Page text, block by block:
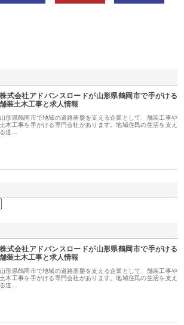
株式会社アドバンスロードが山形県鶴岡市で手がける
舗装土木工事と求人情報
山形県鶴岡市で地域の道路基盤を支える企業として、舗装工事や
土木工事を手がける専門会社があります。地域住民の生活を支え
る道…
株式会社アドバンスロードが山形県鶴岡市で手がける
舗装土木工事と求人情報
山形県鶴岡市で地域の道路基盤を支える企業として、舗装工事や
土木工事を手がける専門会社があります。地域住民の生活を支え
る道…